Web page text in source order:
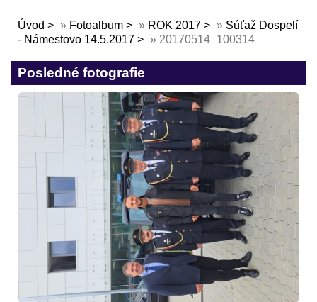
Úvod » Fotoalbum » ROK 2017 » Súťaž Dospelí
- Námestovo 14.5.2017
» 20170514_100314
Posledné fotografie